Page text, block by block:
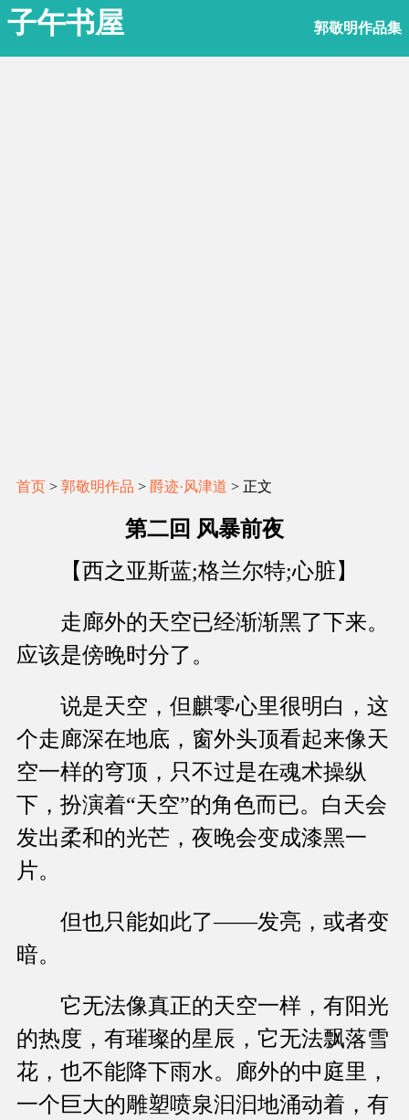
子午书屋 郭敬明作品集
首页 > 郭敬明作品 > 爵迹·风津道 > 正文
第二回 风暴前夜
【西之亚斯蓝;格兰尔特;心脏】
走廊外的天空已经渐渐黑了下来。
应该是傍晚时分了。
说是天空，但麒零心里很明白，这
个走廊深在地底，窗外头顶看起来像天
空一样的穹顶，只不过是在魂术操纵
下，扮演着“天空”的角色而已。白天会
发出柔和的光芒，夜晚会变成漆黑一
片。
但也只能如此了——发亮，或者变
暗。
它无法像真正的天空一样，有阳光
的热度，有璀璨的星辰，它无法飘落雪
花，也不能降下雨水。廊外的中庭里，
一个巨大的雕塑喷泉汩汩地涌动着，有